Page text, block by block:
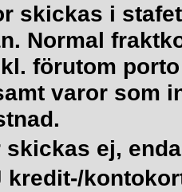
skickas i
Normal
förutom
varor som
skickas ej,
kredit-/